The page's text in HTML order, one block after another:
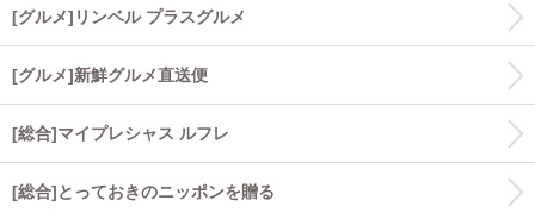
[グルメ]リンベル プラスグルメ
[グルメ]新鮮グルメ直送便
[総合]マイプレシャス ルフレ
[総合]とっておきのニッポンを贈る